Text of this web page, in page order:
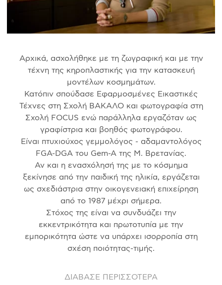
Αρχικά, ασχολήθηκε με τη ζωγραφική και με την
τέχνη της κηροπλαστικής για την κατασκευή
μοντέλων κοσμημάτων.
Κατόπιν σπούδασε Εφαρμοσμένες Εικαστικές
Τέχνες στη Σχολή ΒΑΚΑΛΟ και φωτογραφία στη
Σχολή FOCUS ενώ παράλληλα εργαζόταν ως
γραφίστρια και βοηθός φωτογράφου.
Είναι πτυχιούχος γεμμολόγος - αδαμαντολόγος
FGA-DGA του Gem-A της Μ. Βρετανίας.
Αν και η ενασχόλησή της με το κόσμημα
ξεκίνησε από την παιδική της ηλικία, εργάζεται
ως σχεδιάστρια στην οικογενειακή επιχείρηση
από το 1987 μέχρι σήμερα.
Στόχος της είναι να συνδυάζει την
εκκεντρικότητα και πρωτοτυπία με την
εμπορικότητα ώστε να υπάρχει ισορροπία στη
σχέση ποιότητας-τιμής.
ΔΙΑΒΑΣΕ ΠΕΡΙΣΣΟΤΕΡΑ